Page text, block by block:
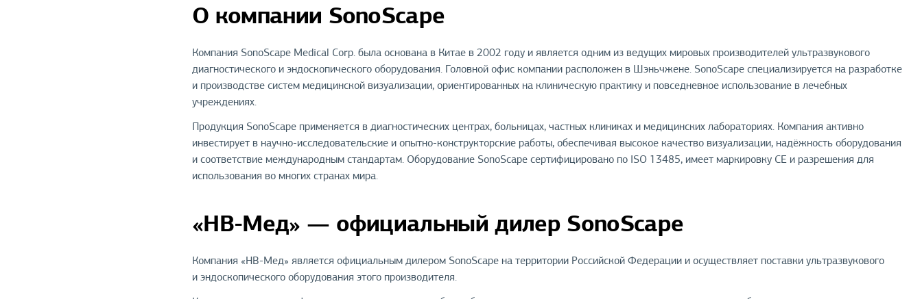
О компании SonoScape
Компания SonoScape Medical Corp. была основана в Китае в 2002 году и является одним из ведущих мировых производителей ультразвукового
диагностического и эндоскопического оборудования. Головной офис компании расположен в Шэньчжене. SonoScape специализируется на разработке
и производстве систем медицинской визуализации, ориентированных на клиническую практику и повседневное использование в лечебных
учреждениях.
Продукция SonoScape применяется в диагностических центрах, больницах, частных клиниках и медицинских лабораториях. Компания активно
инвестирует в научно-исследовательские и опытно-конструкторские работы, обеспечивая высокое качество визуализации, надёжность оборудования
и соответствие международным стандартам. Оборудование SonoScape сертифицировано по ISO 13485, имеет маркировку CE и разрешения для
использования во многих странах мира.
«НВ-Мед» — официальный дилер SonoScape
Компания «НВ-Мед» является официальным дилером SonoScape на территории Российской Федерации и осуществляет поставки ультразвукового
и эндоскопического оборудования этого производителя.